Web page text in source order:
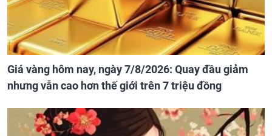
Giá vàng hôm nay, ngày 7/8/2026: Quay đầu giảm
nhưng vẫn cao hơn thế giới trên 7 triệu đồng